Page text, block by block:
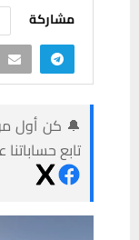
مشاركة
🔔 كن أول من
تابع